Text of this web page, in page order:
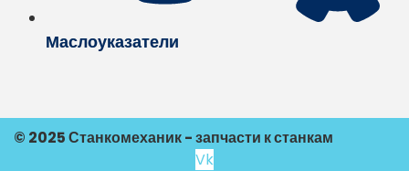
Маслоуказатели
© 2025 Станкомеханик - запчасти к станкам
Vk